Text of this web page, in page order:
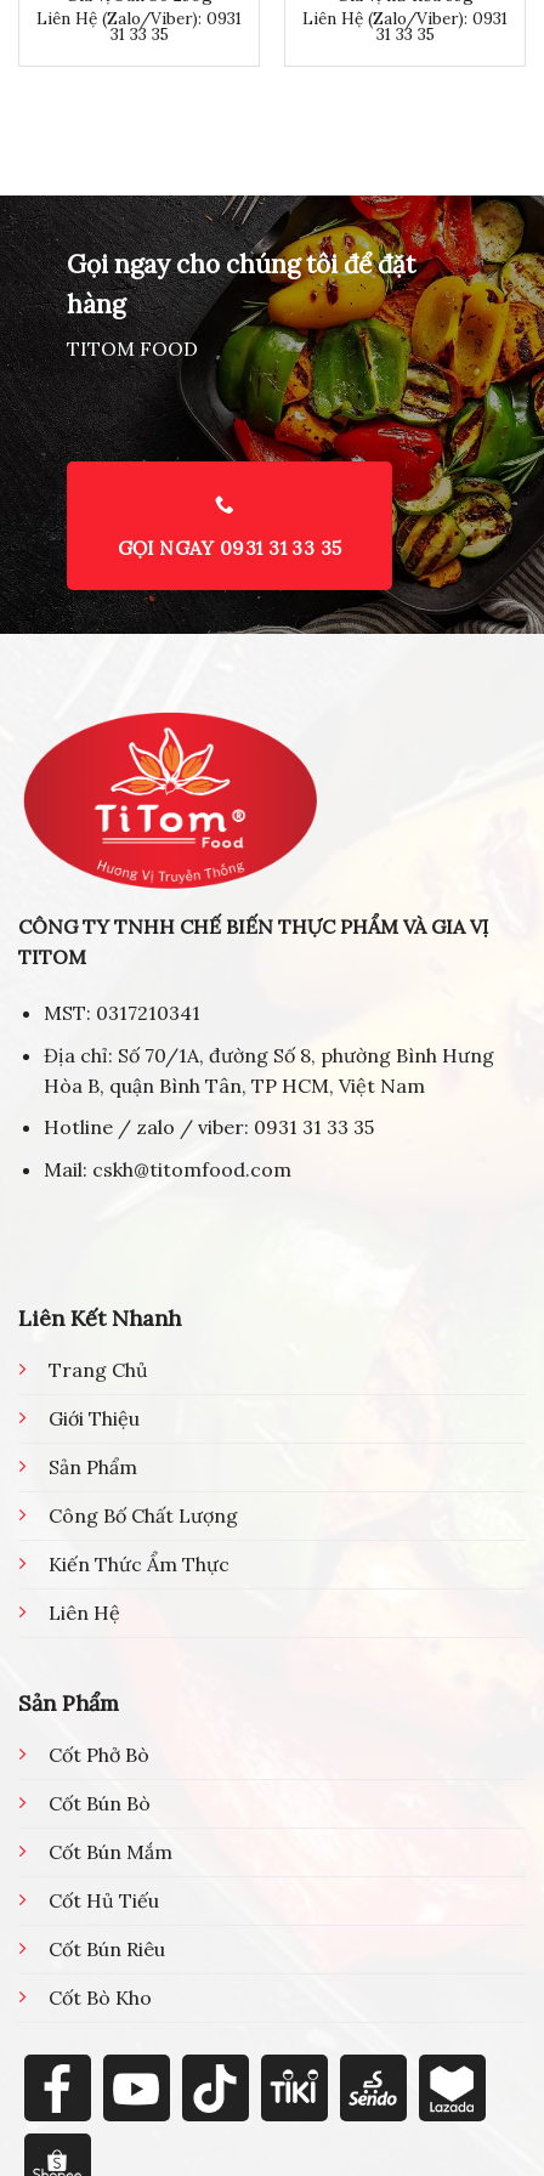
Khối lượng tịnh:
Liên Hệ (Zalo/Viber): 0931
31 33 35
Liên Hệ (Zalo/Viber): 0931
31 33 35
Gọi ngay cho chúng tôi để đặt
hàng
TITOM FOOD
GỌI NGAY 0931 31 33 35
CÔNG TY TNHH CHẾ BIẾN THỰC PHẨM VÀ GIA VỊ
TITOM
MST: 0317210341
Địa chỉ: Số 70/1A, đường Số 8, phường Bình Hưng
Hòa B, quận Bình Tân, TP HCM, Việt Nam
Hotline / zalo / viber: 0931 31 33 35
Mail: cskh@titomfood.com
Liên Kết Nhanh
Trang Chủ
Giới Thiệu
Sản Phẩm
Công Bố Chất Lượng
Kiến Thức Ẩm Thực
Liên Hệ
Sản Phẩm
Cốt Phở Bò
Cốt Bún Bò
Cốt Bún Mắm
Cốt Hủ Tiếu
Cốt Bún Riêu
Cốt Bò Kho